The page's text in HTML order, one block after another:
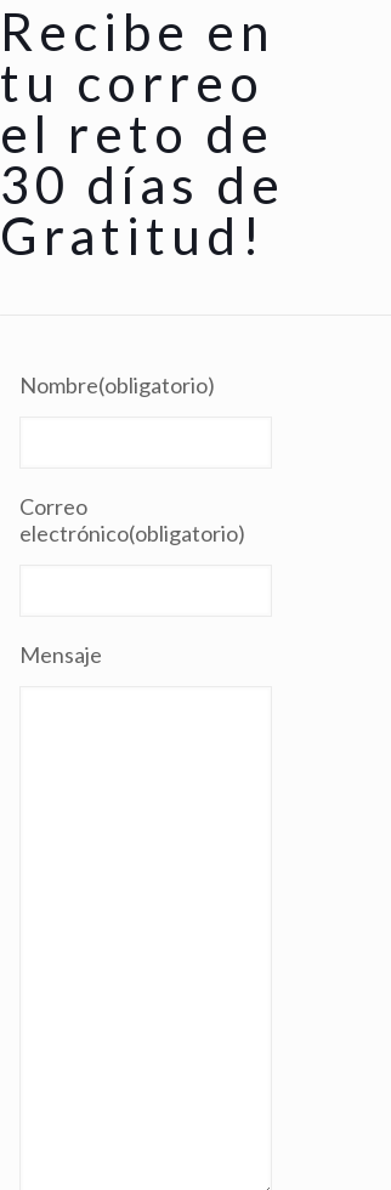
Recibe en
tu correo
el reto de
30 días de
Gratitud!
Nombre(obligatorio)
Correo
electrónico(obligatorio)
Mensaje